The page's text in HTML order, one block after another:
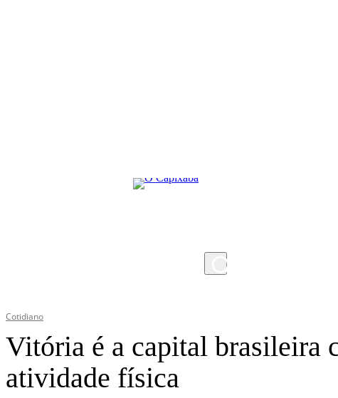
Cotidiano
Vitória é a capital brasileira
atividade física